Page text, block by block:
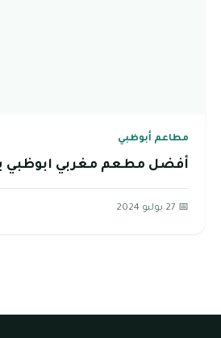
مطاعم أبوظبي
أفضل مطعم مغربي ابوظبي
📅 27 يوليو 2024